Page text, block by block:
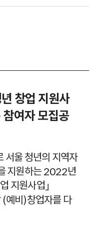
창업 지원사
참여자 모집공
서울 청년의 지역자
지원하는2022년
지원사업 」
(예비 )창업자를 다